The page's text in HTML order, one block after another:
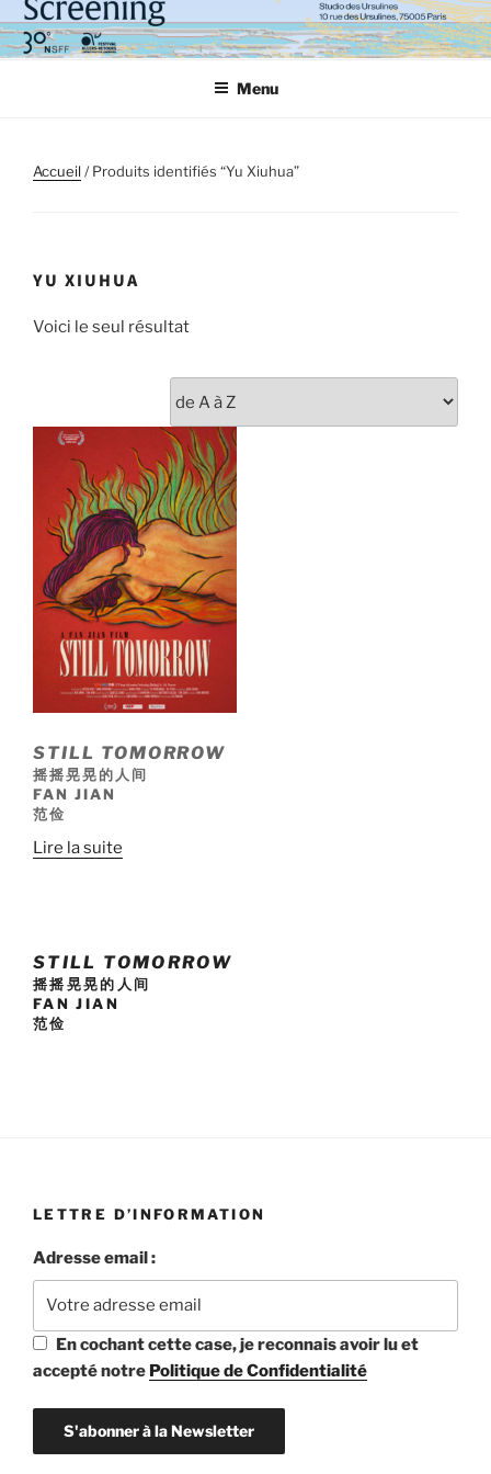
Aller
au
contenu
Menu
Accueil/ Produits identifiés “Yu Xiuhua”
YU XIUHUA
Voici le seul résultat
STILL TOMORROW
摇摇晃晃的人间
FAN JIAN
范俭
Lire la suite
STILL TOMORROW
摇摇晃晃的人间
FAN JIAN
范俭
LETTRE D’INFORMATION
Adresse email :
En cochant cette case, je reconnais avoir lu et
accepté notre Politique de Confidentialité